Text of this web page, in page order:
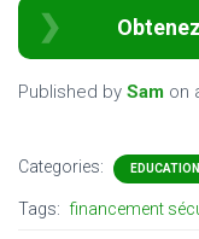
Published by Sam on
Categories:
Tags: financement